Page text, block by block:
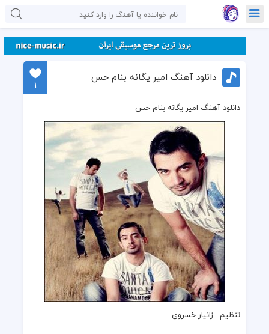
دانلود آهنگ امیر یگانه بنام حس
1
دانلود آهنگ امیر یگانه بنام حس
تنظیم : زانیار خسروی